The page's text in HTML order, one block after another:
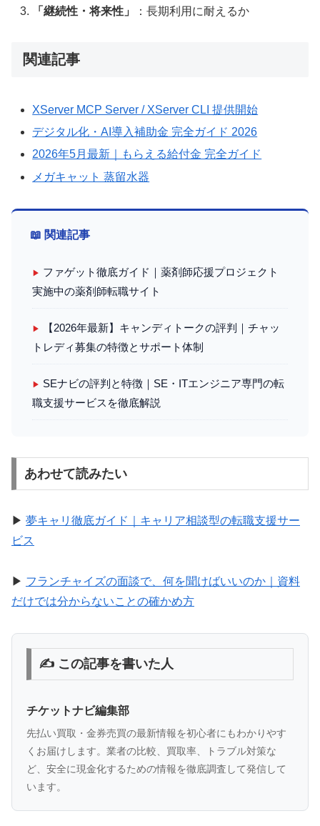
「継続性・将来性」 ：長期利用に耐えるか
関連記事
XServer MCP Server / XServer CLI 提供開始
デジタル化・AI導入補助金 完全ガイド 2026
2026年5月最新｜もらえる給付金 完全ガイド
メガキャット 蒸留水器
📖 関連記事
▶ ファゲット徹底ガイド｜薬剤師応援プロジェクト
実施中の薬剤師転職サイト
▶
【2026年最新】キャンディトークの評判｜チャッ
トレディ募集の特徴とサポート体制
▶ SEナビの評判と特徴｜SE・ITエンジニア専門の転
職支援サービスを徹底解説
あわせて読みたい
▶ 夢キャリ徹底ガイド｜キャリア相談型の転職支援サー
ビス
▶ フランチャイズの面談で、何を聞けばいいのか｜資料
だけでは分からないことの確かめ方
✍️ この記事を書いた人
チケットナビ編集部
先払い買取・金券売買の最新情報を初心者にもわかりやす
くお届けします。業者の比較、買取率、トラブル対策な
ど、安全に現金化するための情報を徹底調査して発信して
います。